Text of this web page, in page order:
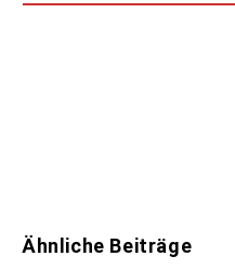
Ähnliche Beiträge